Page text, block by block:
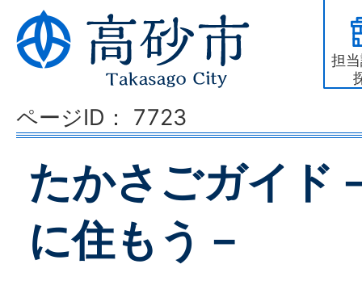
担
ページID： 7723
たかさごガイド
に住もう－